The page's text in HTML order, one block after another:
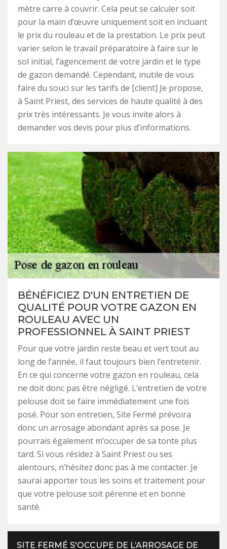
mètre carre à couvrir. Cela peut se calculer soit
pour la main d’œuvre uniquement soit en incluant
le prix du rouleau et de la prestation. Le prix peut
varier selon le travail préparatoire à faire sur le
sol initial, l’agencement de votre jardin et le type
de gazon demandé. Cependant, inutile de vous
faire du souci sur les tarifs de [client] Je propose,
à Saint Priest, des services de haute qualité à des
prix très intéressants. Je vous invite alors à
demander vos devis pour plus d’informations.
BÉNÉFICIEZ D'UN ENTRETIEN DE
QUALITÉ POUR VOTRE GAZON EN
ROULEAU AVEC UN
PROFESSIONNEL À SAINT PRIEST
Pour que votre jardin reste beau et vert tout au
long de l’année, il faut toujours bien l’entretenir.
En ce qui concerne votre gazon en rouleau, cela
ne doit donc pas être négligé. L’entretien de votre
pelouse doit se faire immédiatement une fois
posé. Pour son entretien, Site Fermé prévoira
donc un arrosage abondant après sa pose. Je
pourrais également m’occuper de sa tonte plus
tard. Si vous résidez à Saint Priest ou ses
alentours, n’hésitez donc pas à me contacter. Je
saurai apporter tous les soins et traitement pour
que votre pelouse soit pérenne et en bonne
santé.
SITE FERMÉ S'OCCUPE DE L’ARROSAGE DE